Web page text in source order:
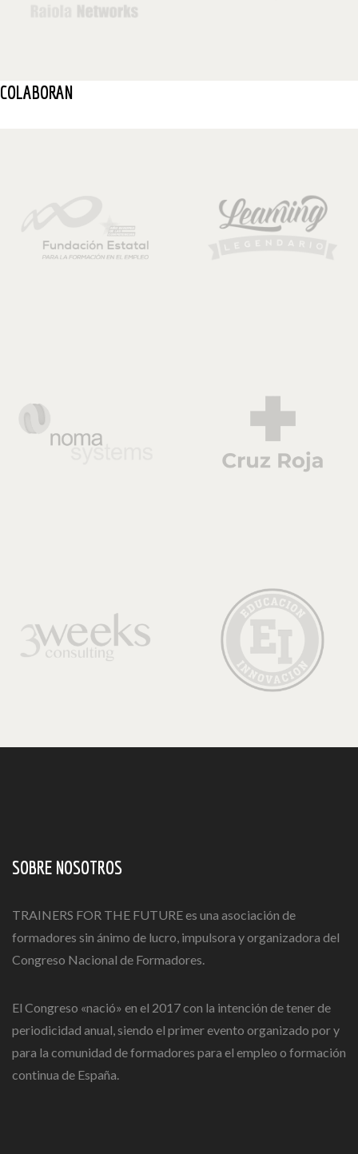
COLABORAN
SOBRE NOSOTROS
TRAINERS FOR THE FUTURE es una asociación de
formadores sin ánimo de lucro, impulsora y organizadora del
Congreso Nacional de Formadores.
El Congreso «nació» en el 2017 con la intención de tener de
periodicidad anual, siendo el primer evento organizado por y
para la comunidad de formadores para el empleo o formación
continua de España.